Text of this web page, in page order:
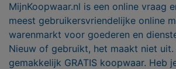
MijnKoopwaar.nl is een online vraag
meest gebruikersvriendelijke online
warenmarkt voor goederen en
Nieuw of gebruikt, het maakt niet
gemakkelijk GRATIS koopwaar. Heb